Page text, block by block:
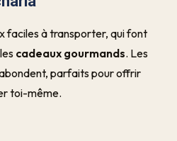
faciles à transporter, qui font
cadeaux gourmands. Les
parfaits pour offrir
toi-même.